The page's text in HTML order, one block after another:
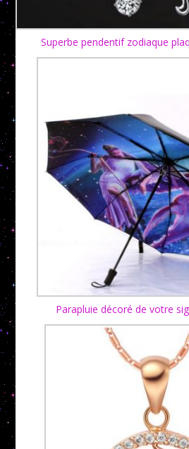
Superbe pendentif zodiaque
Parapluie décoré de votre